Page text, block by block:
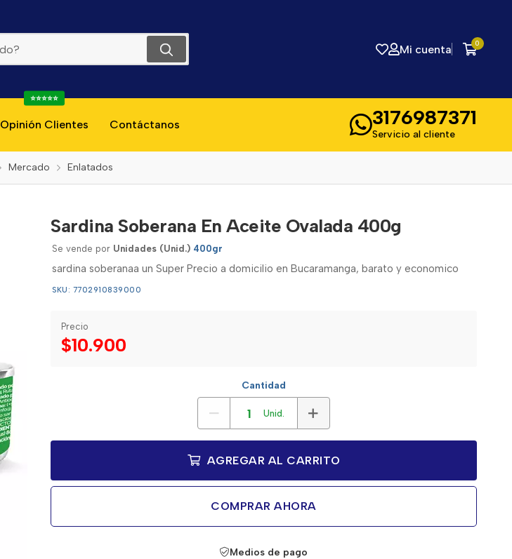
Mi cuenta 0
Opinión Clientes
⭐⭐⭐⭐⭐
Contáctanos 3176987371
Servicio al cliente
Mercado Enlatados
Sardina Soberana En Aceite Ovalada 400g
Se vende por Unidades (Unid.) 400gr
sardina soberanaa un Super Precio a domicilio en Bucaramanga, barato y economico
SKU: 7702910839000
Precio
$10.900
Cantidad
Unid.
AGREGAR AL CARRITO
COMPRAR AHORA
Medios de pago